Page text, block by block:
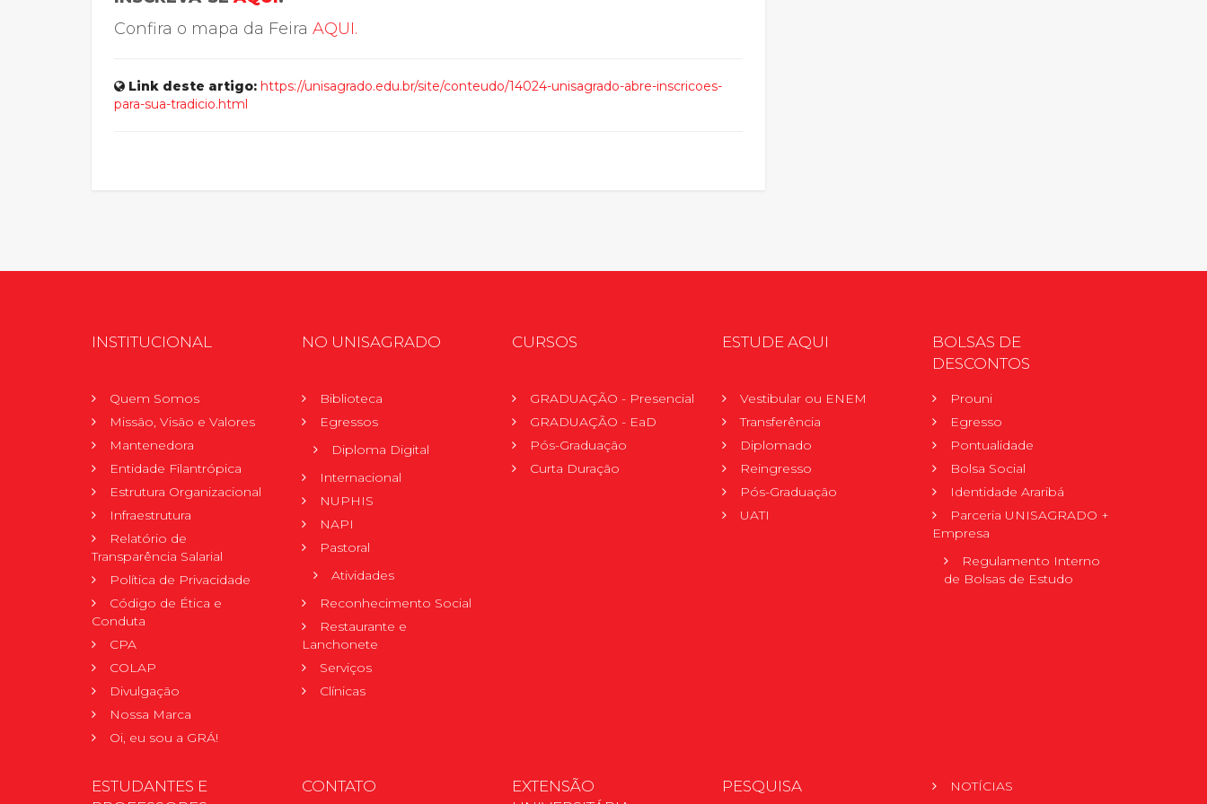
Confira o mapa da Feira AQUI.
Link deste artigo: https://unisagrado.edu.br/site/conteudo/14024-unisagrado-abre-inscricoes-
para-sua-tradicio.html
INSTITUCIONAL
Quem Somos
Missão, Visão e Valores
Mantenedora
Entidade Filantrópica
Estrutura Organizacional
Infraestrutura
Relatório de
Transparência Salarial
Política de Privacidade
Código de Ética e
Conduta
CPA
COLAP
Divulgação
Nossa Marca
Oi, eu sou a GRÁ!
NO UNISAGRADO
Biblioteca
Egressos
Diploma Digital
Internacional
NUPHIS
NAPI
Pastoral
Atividades
Reconhecimento Social
Restaurante e
Lanchonete
Serviços
Clínicas
CURSOS
GRADUAÇÃO - Presencial
GRADUAÇÃO - EaD
Pós-Graduação
Curta Duração
ESTUDE AQUI
Vestibular ou ENEM
Transferência
Diplomado
Reingresso
Pós-Graduação
UATI
BOLSAS DE
DESCONTOS
Prouni
Egresso
Pontualidade
Bolsa Social
Identidade Araribá
Parceria UNISAGRADO +
Empresa
Regulamento Interno
de Bolsas de Estudo
ESTUDANTES E
CONTATO
EXTENSÃO
PESQUISA
NOTÍCIAS